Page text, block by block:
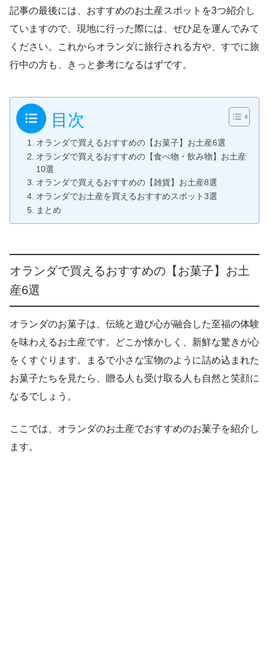
記事の最後には、おすすめのお土産スポットを3つ紹介し
ていますので、現地に行った際には、ぜひ足を運んでみて
ください。
これからオランダに旅行される方や、すでに旅
行中の方も、きっと参考になるはずです。
目次
オランダで買えるおすすめの【お菓子】お土産6選
オランダで買えるおすすめの【食べ物・飲み物】お土産
10選
オランダで買えるおすすめの【雑貨】お土産8選
オランダでお土産を買えるおすすめスポット3選
まとめ
オランダで買えるおすすめの【お菓子】お土
産6選
オランダのお菓子は、伝統と遊び心が融合した至福の体験
を味わえるお土産です。どこか懐かしく、新鮮な驚きが心
をくすぐります。まるで小さな宝物のように詰め込まれた
お菓子たちを見たら、贈る人も受け取る人も自然と笑顔に
なるでしょう。
ここでは、オランダのお土産でおすすめのお菓子を紹介し
ます。